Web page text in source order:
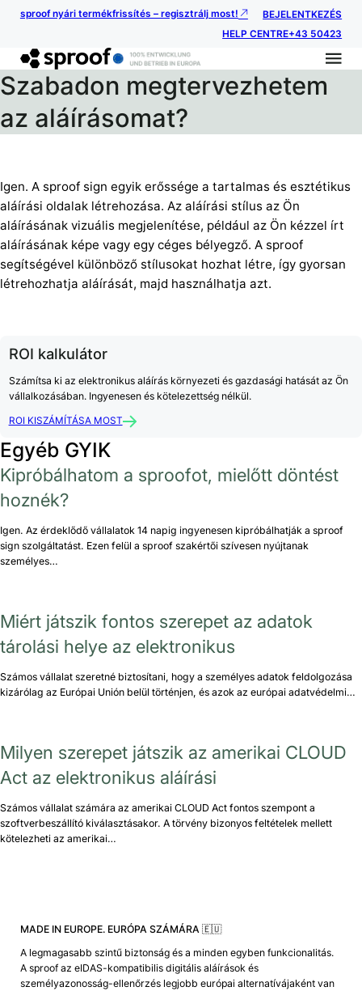
sproof nyári termékfrissítés – regisztrálj most!
BEJELENTKEZÉS
HELP CENTRE+43 50423
Szabadon megtervezhetem
az aláírásomat?
Igen. A sproof sign egyik erőssége a tartalmas és esztétikus
aláírási oldalak létrehozása. Az aláírási stílus az Ön
aláírásának vizuális megjelenítése, például az Ön kézzel írt
aláírásának képe vagy egy céges bélyegző. A sproof
segítségével különböző stílusokat hozhat létre, így gyorsan
létrehozhatja aláírását, majd használhatja azt.
ROI kalkulátor
Számítsa ki az elektronikus aláírás környezeti és gazdasági hatását az Ön
vállalkozásában. Ingyenesen és kötelezettség nélkül.
ROI KISZÁMÍTÁSA MOST
Egyéb GYIK
Kipróbálhatom a sproofot, mielőtt döntést
hoznék?
Igen. Az érdeklődő vállalatok 14 napig ingyenesen kipróbálhatják a sproof
sign szolgáltatást. Ezen felül a sproof szakértői szívesen nyújtanak
személyes…
Miért játszik fontos szerepet az adatok
tárolási helye az elektronikus
Számos vállalat szeretné biztosítani, hogy a személyes adatok feldolgozása
kizárólag az Európai Unión belül történjen, és azok az európai adatvédelmi…
Milyen szerepet játszik az amerikai CLOUD
Act az elektronikus aláírási
Számos vállalat számára az amerikai CLOUD Act fontos szempont a
szoftverbeszállító kiválasztásakor. A törvény bizonyos feltételek mellett
kötelezheti az amerikai…
MADE IN EUROPE. EURÓPA SZÁMÁRA 🇪🇺
A legmagasabb szintű biztonság és a minden egyben funkcionalitás.
A sproof az eIDAS-kompatibilis digitális aláírások és
személyazonosság-ellenőrzés legjobb európai alternatívájaként van